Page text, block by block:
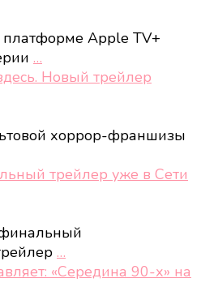
Apple TV+
…
Новый трейлер
хоррор-франшизы
трейлер уже в Сети
…
«Середина 90-х» на